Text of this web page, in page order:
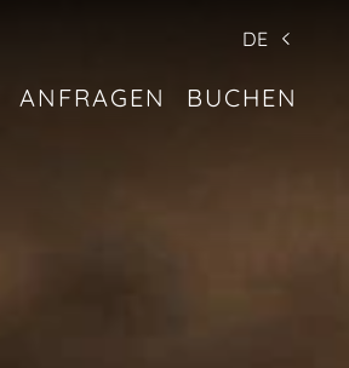
DE
ANFRAGEN BUCHEN